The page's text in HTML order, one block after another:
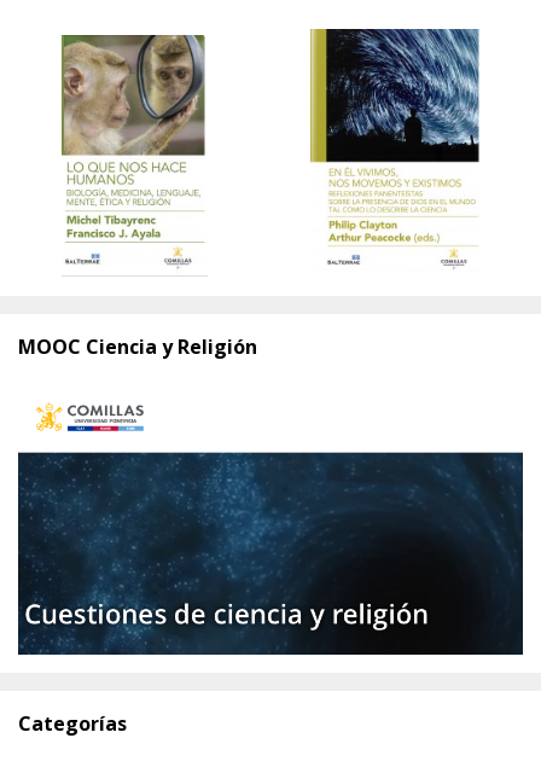
MOOC Ciencia y Religión
Categorías